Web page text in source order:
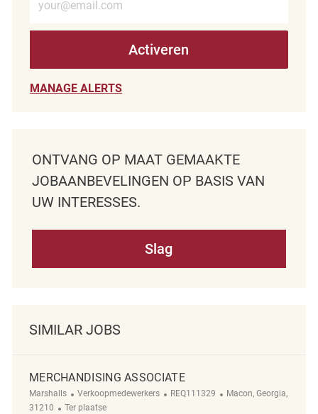
Activeren
MANAGE ALERTS
ONTVANG OP MAAT GEMAAKTE
JOBAANBEVELINGEN OP BASIS VAN
UW INTERESSES.
Slag
SIMILAR JOBS
MERCHANDISING ASSOCIATE
Marshalls Categorie
Verkoopmedewerkers ReqId
REQ111329 Plaats
Macon, Georgia,
31210
Afgelegen
Ter plaatse